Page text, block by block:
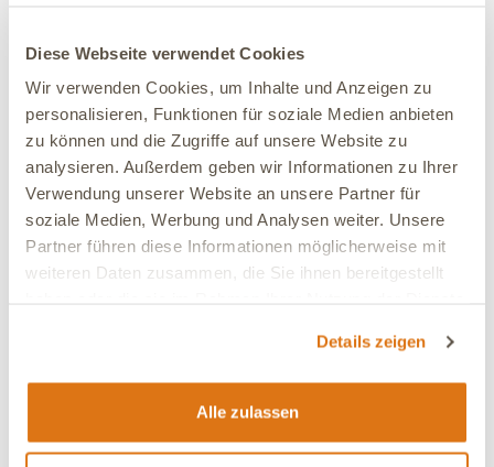
Diese Webseite verwendet Cookies
Wir verwenden Cookies, um Inhalte und Anzeigen zu
personalisieren, Funktionen für soziale Medien anbieten
zu können und die Zugriffe auf unsere Website zu
analysieren. Außerdem geben wir Informationen zu Ihrer
Verwendung unserer Website an unsere Partner für
soziale Medien, Werbung und Analysen weiter. Unsere
Partner führen diese Informationen möglicherweise mit
weiteren Daten zusammen, die Sie ihnen bereitgestellt
Details zeigen
Alle zulassen
Verbesserung:Deutliche Verbesserung
Ja, ich empfehle dieses Produkt
01.03.2026
Melanie-Yvonne
Verifiziert
Das ist super, meinem Lungenfibrose erkrankten
Westiemädchen (8 Jahre) hilft es total ....aber wie
angegeben....mir wurde versprochen das, die Flasche
Verbesserung:Deutliche Verbesserung